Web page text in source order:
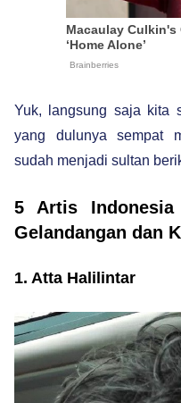
Yuk, langsung saja kita
yang dulunya sempat
sudah menjadi sultan
5 Artis Indonesia
Gelandangan dan
1. Atta Halilintar